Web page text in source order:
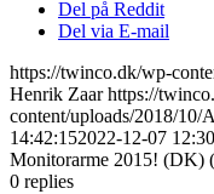
Del på Reddit
Del via E-mail
https://twinco.dk/wp-
Henrik Zaar https://
content/uploads/2018/10/
14:42:152022-12-07
Monitorarme 2015! (DK)
0 replies